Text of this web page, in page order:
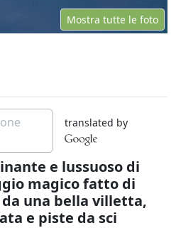
Mostra tutte le foto
translated by
e lussuoso di
magico fatto di
una bella villetta,
e piste da sci